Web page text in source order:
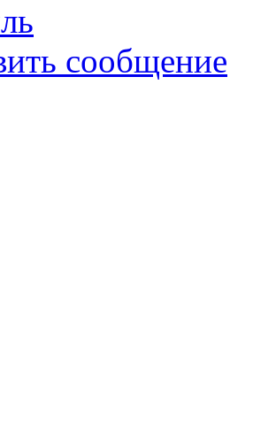
сообщение